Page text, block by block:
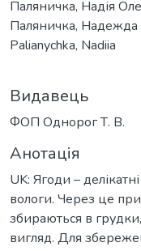
Паляничка, Надія
Паляничка,
Palianychka, Nadiia
Видавець
ФОП Однорог Т. В.
Анотація
UK: Ягоди –
вологи. Через це
збираються в
вигляд. Для